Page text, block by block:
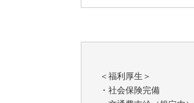
＜福利厚生＞
・社会保険完備